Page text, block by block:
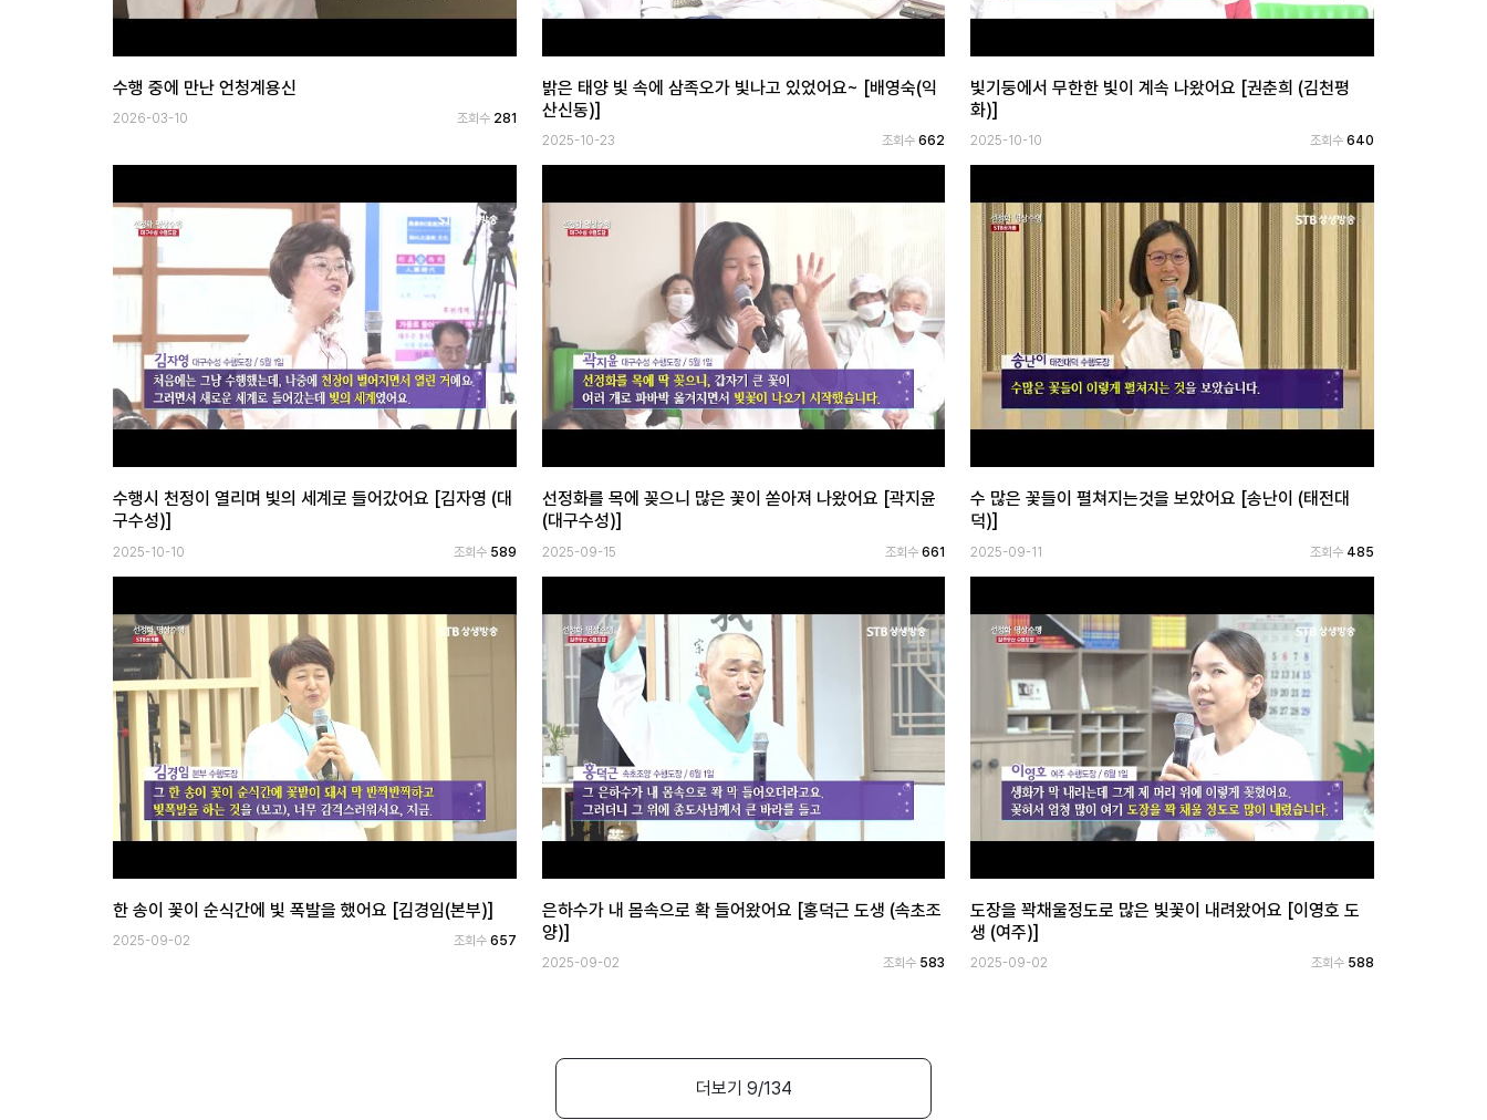
수행 중에 만난 언청계용신
2026-03-10 조회수 281
밝은 태양 빛 속에 삼족오가 빛나고 있었어요~ [배영숙(익
산신동)]
2025-10-23 조회수662
빛기둥에서 무한한 빛이 계속 나왔어요 [권춘희 (김천평
화)]
2025-10-10 조회수 640
수행시 천정이 열리며 빛의 세계로 들어갔어요 [김자영 (대
구수성)]
2025-10-10 조회수 589
선정화를 목에 꽂으니 많은 꽃이 쏟아져 나왔어요 [곽지윤
(대구수성)]
2025-09-15 조회수661
수 많은 꽃들이 펼쳐지는것을 보았어요 [송난이 (태전대
덕)]
2025-09-11 조회수 485
한 송이 꽃이 순식간에 빛 폭발을 했어요 [김경임(본부)]
2025-09-02 조회수 657
은하수가 내 몸속으로 확 들어왔어요 [홍덕근 도생 (속초조
양)]
2025-09-02 조회수 583
도장을 꽉채울정도로 많은 빛꽃이 내려왔어요 [이영호 도
생 (여주)]
2025-09-02 조회수 588
더보기 9/134